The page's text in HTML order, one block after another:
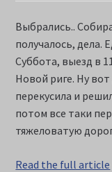
Выбрались..
получалось, дела.
Суббота, выезд в
Новой риге. Ну
перекусила и
потом все таки
тяжеловатую
Read the full article